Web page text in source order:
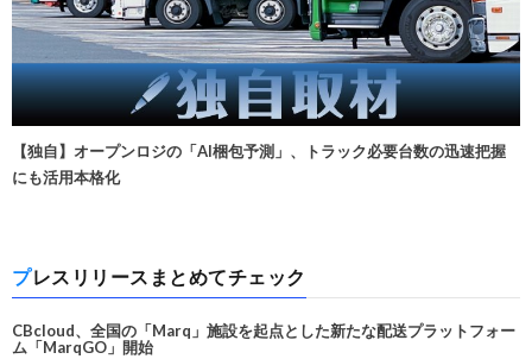
【独自】オープンロジの「AI梱包予測」、トラック必要台数の迅速把握
にも活用本格化
プレスリリースまとめてチェック
CBcloud、全国の「Marq」施設を起点とした新たな配送プラットフォー
ム「MarqGO」開始